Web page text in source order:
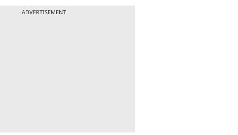
ADVERTISEMENT